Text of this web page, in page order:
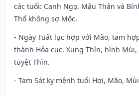
các tuổi: Canh Ngọ, Mậu Thân và
Thổ không sợ Mộc.
- Ngày Tuất lục hợp với Mão, tam
thành Hỏa cục. Xung Thìn, hình
tuyệt Thìn.
- Tam Sát kỵ mệnh tuổi Hợi, Mão,